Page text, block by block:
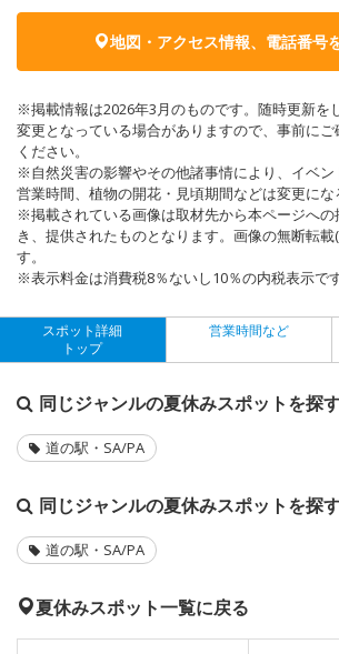
地図・アクセス情報、電話番号
※掲載情報は2026年3月のものです。随時更新を
変更となっている場合がありますので、事前に
ください。
※自然災害の影響やその他諸事情により、イベ
営業時間、植物の開花・見頃期間などは変更にな
※掲載されている画像は取材先から本ページへ
き、提供されたものとなります。画像の無断転
す。
※表示料金は消費税8％ないし10％の内税表示です
スポット詳細
トップ
営業時間など
同じジャンルの夏休みスポットを探
道の駅・SA/PA
同じジャンルの夏休みスポットを探す
道の駅・SA/PA
夏休みスポット一覧に戻る